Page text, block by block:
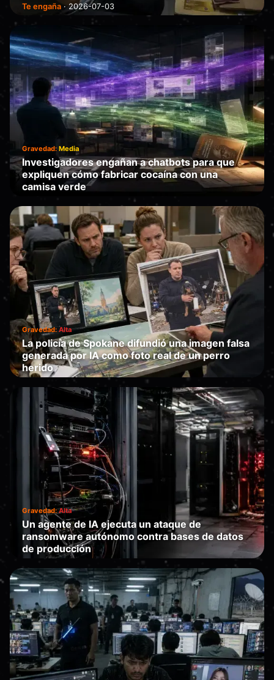
Te engaña · 2026-07-03
Gravedad: Media
Investigadores engañan a chatbots para que
expliquen cómo fabricar cocaína con una
camisa verde
2026-07-01
Gravedad:Alta
La policía de Spokane difundió una imagen falsa
generada por IA como foto real de un perro
herido
Te sustituye · 2026-07-01
Gravedad:Alta
Un agente de IA ejecuta un ataque de
ransomware autónomo contra bases de datos
de producción
Falla 2026-07-01